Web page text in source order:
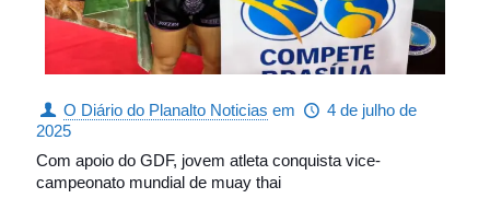
O Diário do Planalto Noticias em
4 de julho de
2025
Com apoio do GDF, jovem atleta conquista vice-
campeonato mundial de muay thai